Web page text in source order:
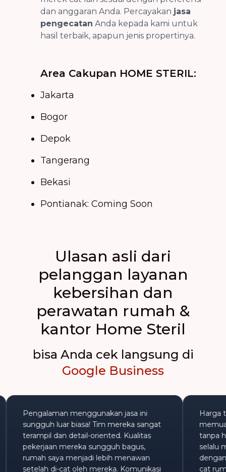
dan anggaran Anda. Percayakan jasa
pengecatan Anda kepada kami untuk
hasil terbaik, apapun jenis propertinya.
Area Cakupan HOME STERIL:
Jakarta
Bogor
Depok
Tangerang
Bekasi
Pontianak: Coming Soon
Ulasan asli dari
pelanggan layanan
kebersihan dan
perawatan rumah &
kantor Home Steril
bisa Anda cek langsung di
Google Business
Pengalaman menggunakan jasa ini
sungguh luar biasa! Tim mereka sangat
terampil dan detail-oriented. Kualitas
pekerjaan mereka sungguh bagus,
rumah saya menjadi lebih menawan
setelah di-cat oleh mereka. Komunikasi